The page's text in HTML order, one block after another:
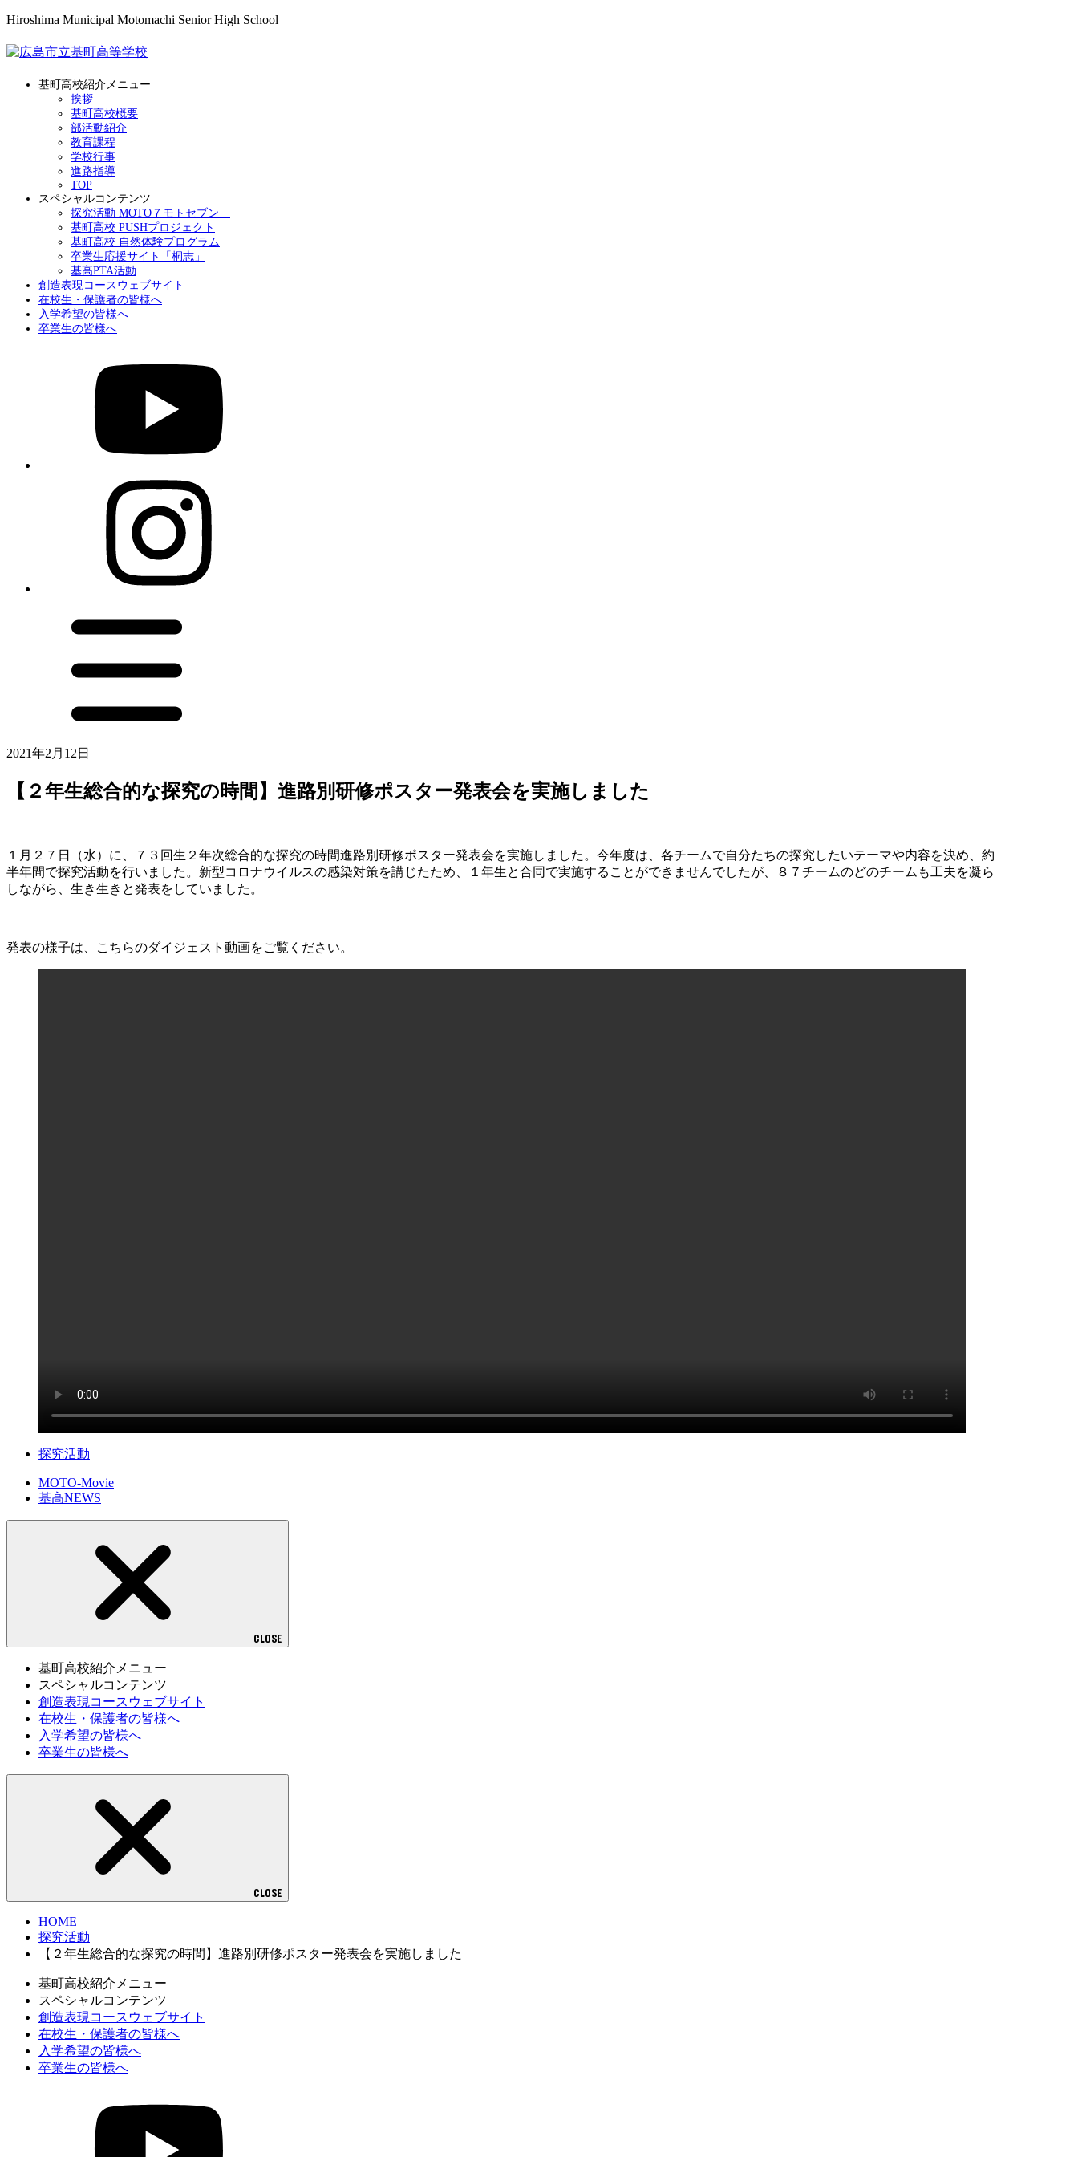
Hiroshima Municipal Motomachi Senior High School
基町高校紹介メニュー
挨拶
基町高校概要
部活動紹介
教育課程
学校行事
進路指導
TOP
スペシャルコンテンツ
探究活動 MOTO７モトセブン
基町高校 PUSHプロジェクト
基町高校 自然体験プログラム
卒業生応援サイト「桐志」
基高PTA活動
創造表現コースウェブサイト
在校生・保護者の皆様へ
入学希望の皆様へ
卒業生の皆様へ
2021年2月12日
【２年生総合的な探究の時間】進路別研修ポスター発表会を実施しました
１月２７日（水）に、７３回生２年次総合的な探究の時間進路別研修ポスター発表会を実施しました。今年度は、各チームで自分たちの探究したいテーマや内容を決め、約
半年間で探究活動を行いました。新型コロナウイルスの感染対策を講じたため、１年生と合同で実施することができませんでしたが、８７チームのどのチームも工夫を凝ら
しながら、生き生きと発表をしていました。
発表の様子は、こちらのダイジェスト動画をご覧ください。
探究活動
MOTO-Movie
基高NEWS
CLOSE
基町高校紹介メニュー
スペシャルコンテンツ
創造表現コースウェブサイト
在校生・保護者の皆様へ
入学希望の皆様へ
卒業生の皆様へ
CLOSE
HOME
探究活動
【２年生総合的な探究の時間】進路別研修ポスター発表会を実施しました
基町高校紹介メニュー
スペシャルコンテンツ
創造表現コースウェブサイト
在校生・保護者の皆様へ
入学希望の皆様へ
卒業生の皆様へ